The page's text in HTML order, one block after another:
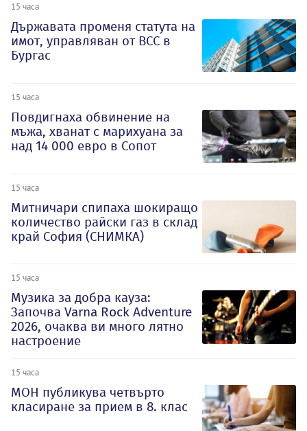
15 часа
Държавата променя статута на
имот, управляван от ВСС в
Бургас
15 часа
Повдигнаха обвинение на
мъжа, хванат с марихуана за
над 14 000 евро в Сопот
15 часа
Митничари спипаха шокиращо
количество райски газ в склад
край София (СНИМКА)
15 часа
Музика за добра кауза:
Започва Varna Rock Adventure
2026, очаква ви много лятно
настроение
15 часа
МОН публикува четвърто
класиране за прием в 8. клас